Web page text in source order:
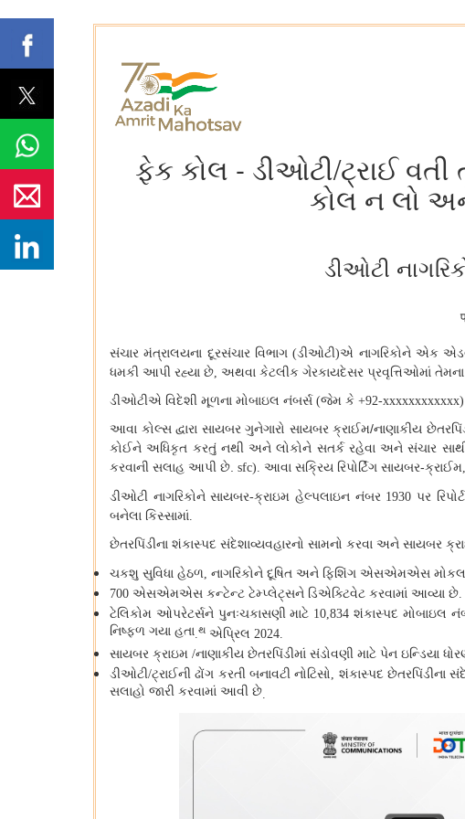
ફેક કોલ - ડીઓટી/ટ્રાઈ
કોલ ન લો અને
ડીઓટી
સંચાર મંત્રાલયના દૂરસંચાર વિભાગ(ડીઓટી)એ નાગરિકોને એક
ધમકી આપી રહ્યા છે, અથવા કેટલીક ગેરકાયદેસર પ્રવૃત્તિઓમાં
ડીઓટીએ વિદેશી મૂળના મોબાઇલ નંબર્સ (જેમ કે +92-xxxxxxxxxxxx)
આવા કોલ્સ દ્વારા સાયબર ગુનેગારો સાયબર ક્રાઈમ/નાણાકીય
કોઈને અધિકૃત કરતું નથી અને લોકોને સતર્ક રહેવા અને સંચાર સાથી
કરવાની સલાહ આપી છે. sfc). આવા સક્રિય રિપોર્ટિંગ સાયબર-ક્રાઈમ,
ડીઓટી નાગરિકોને સાયબર-ક્રાઇમ હેલ્પલાઇન નંબર 1930 પર
બનેલા કિસ્સામાં.
છેતરપિંડીના શંકાસ્પદ સંદેશાવ્યવહારનો સામનો કરવા અને સાયબર
ચકશુ સુવિધા હેઠળ, નાગરિકોને દૂષિત અને ફિશિંગ એસએમએસ
700 એસએમએસ કન્ટેન્ટ ટેમ્પ્લેટ્સને ડિએક્ટિવેટ કરવામાં આવ્યા છે.
ટેલિકોમ ઓપરેટર્સને પુનઃચકાસણી માટે 10,834શંકાસ્પદ મોબાઇલ
નિષ્ફળ ગયા હતા.થ એપ્રિલ 2024.
સાયબર ક્રાઇમ /નાણાકીય છેતરપિંડીમાં સંડોવણી માટે પેન ઇન્ડિયા
ડીઓટી/ટ્રાઈની ઢોંગ કરતી બનાવટી નોટિસો, શંકાસ્પદ છેતરપિંડીના
સલાહો જારી કરવામાં આવી છે.